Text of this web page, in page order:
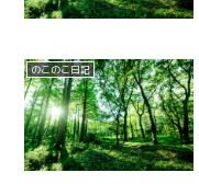
のこのこ日記